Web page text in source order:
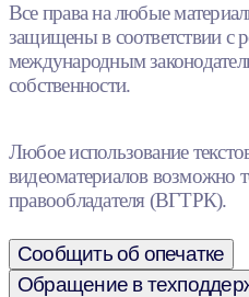
Все права на любые
защищены в соответствии с
международным
собственности.
Любое использование
видеоматериалов возможно
правообладателя (ВГТРК).
Сообщить об опечатке
Обращение в